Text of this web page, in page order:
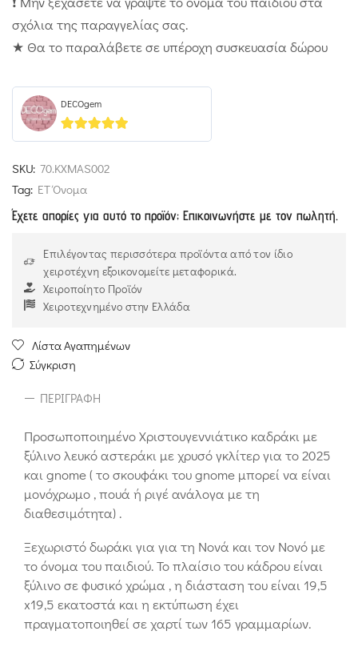
σχόλια της παραγγελίας σας.
★ Θα το παραλάβετε σε υπέροχη συσκευασία δώρου
DECOgem
5out of 5
SKU: 70.KXMAS002
Tag: ΕΤ Όνομα
Έχετε απορίες για αυτό το προϊόν; Επικοινωνήστε με τον πωλητή.
Επιλέγοντας περισσότερα προϊόντα από τον ίδιο
χειροτέχνη εξοικονομείτε μεταφορικά.
Χειροποίητο Προϊόν
Χειροτεχνημένο στην Ελλάδα
Λίστα Αγαπημένων
Σύγκριση
ΠΕΡΙΓΡΑΦΉ
Προσωποποιημένο Χριστουγεννιάτικο καδράκι με
ξύλινο λευκό αστεράκι με χρυσό γκλίτερ για το 2025
και gnome ( το σκουφάκι του gnome μπορεί να είναι
μονόχρωμο , πουά ή ριγέ ανάλογα με τη
διαθεσιμότητα) .
Ξεχωριστό δωράκι για για τη Νονά και τον Νονό με
το όνομα του παιδιού. Το πλαίσιο του κάδρου είναι
ξύλινο σε φυσικό χρώμα , η διάσταση του είναι 19,5
x19,5 εκατοστά και η εκτύπωση έχει
πραγματοποιηθεί σε χαρτί των 165 γραμμαρίων.